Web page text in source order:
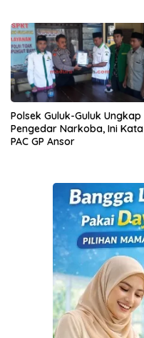
Polsek Guluk-Guluk Ungkap
Pengedar Narkoba, Ini Kata
PAC GP Ansor